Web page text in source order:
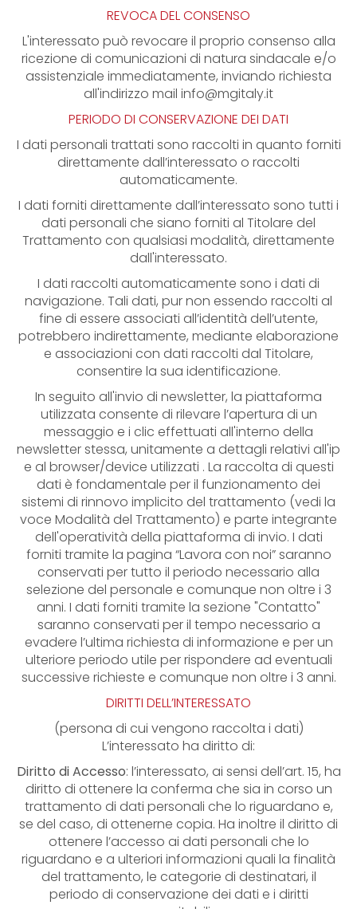
REVOCA DEL CONSENSO
L'interessato può revocare il proprio consenso alla
ricezione di comunicazioni di natura sindacale e/o
assistenziale immediatamente, inviando richiesta
all'indirizzo mail info@mgitaly.it
PERIODO DI CONSERVAZIONE DEI DATI
I dati personali trattati sono raccolti in quanto forniti
direttamente dall’interessato o raccolti
automaticamente.
I dati forniti direttamente dall’interessato sono tutti i
dati personali che siano forniti al Titolare del
Trattamento con qualsiasi modalità, direttamente
dall'interessato.
I dati raccolti automaticamente sono i dati di
navigazione. Tali dati, pur non essendo raccolti al
fine di essere associati all’identità dell’utente,
potrebbero indirettamente, mediante elaborazione
e associazioni con dati raccolti dal Titolare,
consentire la sua identificazione.
In seguito all'invio di newsletter, la piattaforma
utilizzata consente di rilevare l’apertura di un
messaggio e i clic effettuati all'interno della
newsletter stessa, unitamente a dettagli relativi all'ip
e al browser/device utilizzati . La raccolta di questi
dati è fondamentale per il funzionamento dei
sistemi di rinnovo implicito del trattamento (vedi la
voce Modalità del Trattamento) e parte integrante
dell'operatività della piattaforma di invio. I dati
forniti tramite la pagina “Lavora con noi” saranno
conservati per tutto il periodo necessario alla
selezione del personale e comunque non oltre i 3
anni. I dati forniti tramite la sezione "Contatto"
saranno conservati per il tempo necessario a
evadere l’ultima richiesta di informazione e per un
ulteriore periodo utile per rispondere ad eventuali
successive richieste e comunque non oltre i 3 anni.
DIRITTI DELL’INTERESSATO
(persona di cui vengono raccolta i dati)
L’interessato ha diritto di:
Diritto di Accesso: l’interessato, ai sensi dell’art. 15, ha
diritto di ottenere la conferma che sia in corso un
trattamento di dati personali che lo riguardano e,
se del caso, di ottenerne copia. Ha inoltre il diritto di
ottenere l’accesso ai dati personali che lo
riguardano e a ulteriori informazioni quali la finalità
del trattamento, le categorie di destinatari, il
periodo di conservazione dei dati e i diritti